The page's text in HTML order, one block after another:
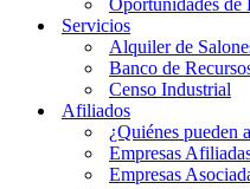
Oportunidades de
Servicios
Alquiler de
Banco de
Censo Industrial
Afiliados
¿Quiénes pueden
Empresas
Empresas